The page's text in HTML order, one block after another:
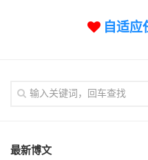
自适应
最新博文